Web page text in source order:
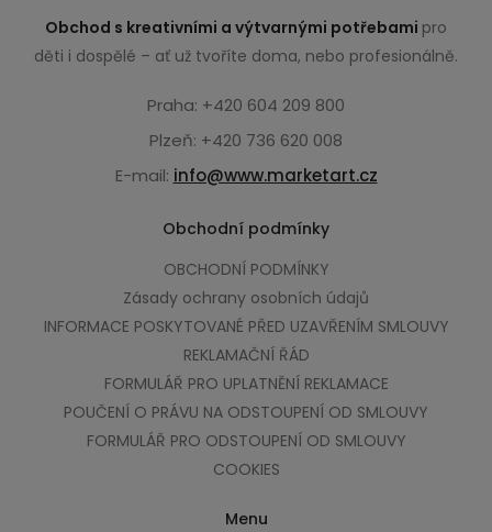
Obchod s kreativními a výtvarnými potřebami pro
děti i dospělé – ať už tvoříte doma, nebo profesionálně.
Praha: +420 604 209 800
Plzeň: +420 736 620 008
E-mail: info@www.marketart.cz
Obchodní podmínky
OBCHODNÍ PODMÍNKY
Zásady ochrany osobních údajů
INFORMACE POSKYTOVANÉ PŘED UZAVŘENÍM SMLOUVY
REKLAMAČNÍ ŘÁD
FORMULÁŘ PRO UPLATNĚNÍ REKLAMACE
POUČENÍ O PRÁVU NA ODSTOUPENÍ OD SMLOUVY
FORMULÁŘ PRO ODSTOUPENÍ OD SMLOUVY
COOKIES
Menu